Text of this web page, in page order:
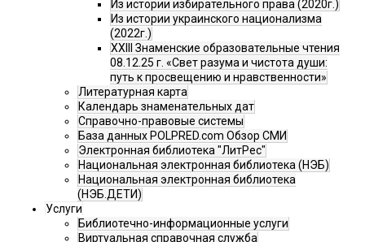
Из истории избирательного права (2020г.)
Из истории украинского национализма
(2022г.)
XXIII Знаменские образовательные чтения
08.12.25 г. «Свет разума и чистота души:
путь к просвещению и нравственности»
Литературная карта
Календарь знаменательных дат
Справочно-правовые системы
База данных POLPRED.com Обзор СМИ
Электронная библиотека "ЛитРес"
Национальная электронная библиотека (НЭБ)
Национальная электронная библиотека
(НЭБ.ДЕТИ)
Услуги
Библиотечно-информационные услуги
Виртуальная справочная служба